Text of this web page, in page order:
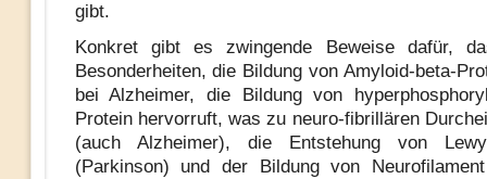
gibt.
Konkret gibt es zwingende Beweise dafür,
Besonderheiten, die Bildung von Amyloid-beta-
bei Alzheimer, die Bildung von
Protein hervorruft, was zu neuro-fibrillären
(auch Alzheimer), die Entstehung von Lewy-
(Parkinson) und der Bildung von